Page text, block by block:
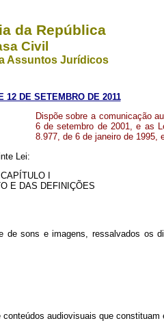
da República
Civil
Assuntos Jurídicos
12 DE SETEMBRO DE 2011
Dispõe sobre a comunicação
6 de setembro de 2001, e as
8.977, de 6 de janeiro de 1995,
Lei:
CAPÍTULO I
E DAS DEFINIÇÕES
sons e imagens, ressalvados os
audiovisuais que constituam